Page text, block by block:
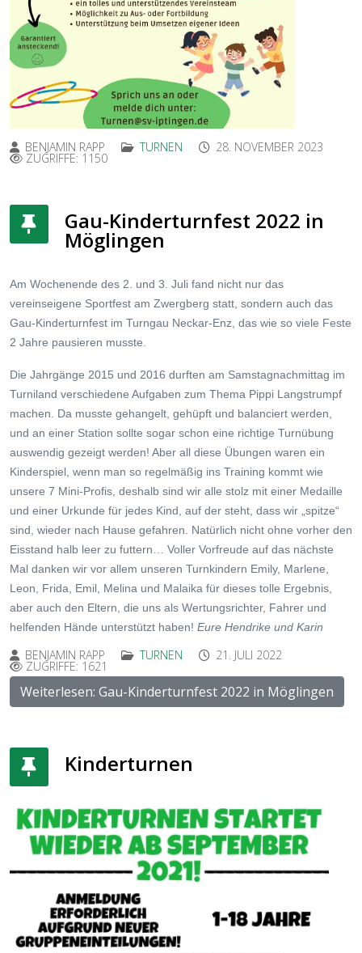
BENJAMIN RAPP TURNEN 28. NOVEMBER 2023
ZUGRIFFE: 1150
Gau-Kinderturnfest 2022 in
Möglingen
Am Wochenende des 2. und 3. Juli fand nicht nur das
vereinseigene Sportfest am Zwergberg statt, sondern auch das
Gau-Kinderturnfest im Turngau Neckar-Enz, das wie so viele Feste
2 Jahre pausieren musste.
Die Jahrgänge 2015 und 2016 durften am Samstagnachmittag im
Turniland verschiedene Aufgaben zum Thema Pippi Langstrumpf
machen. Da musste gehangelt, gehüpft und balanciert werden,
und an einer Station sollte sogar schon eine richtige Turnübung
auswendig gezeigt werden! Aber all diese Übungen waren ein
Kinderspiel, wenn man so regelmäßig ins Training kommt wie
unsere 7 Mini-Profis, deshalb sind wir alle stolz mit einer Medaille
und einer Urkunde für jedes Kind, auf der steht, dass wir „spitze“
sind, wieder nach Hause gefahren. Natürlich nicht ohne vorher den
Eisstand halb leer zu futtern… Voller Vorfreude auf das nächste
Mal danken wir vor allem unseren Turnkindern Emily, Marlene,
Leon, Frida, Emil, Melina und Malaika für dieses tolle Ergebnis,
aber auch den Eltern, die uns als Wertungsrichter, Fahrer und
helfenden Hände unterstützt haben! Eure Hendrike und Karin
BENJAMIN RAPP TURNEN 21. JULI 2022
ZUGRIFFE: 1621
Weiterlesen: Gau-Kinderturnfest 2022 in Möglingen
Kinderturnen